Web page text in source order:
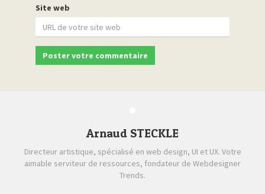
Site web
Arnaud STECKLE
Directeur artistique, spécialisé en web design, UI et UX. Votre
aimable serviteur de ressources, fondateur de Webdesigner
Trends.